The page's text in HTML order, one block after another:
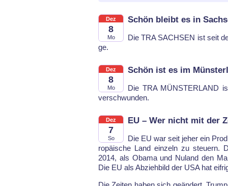
Dez
8
Mo
Schön bleibt es in
Die TRA SACH­SEN ist seit
ge.
Dez
8
Mo
Schön ist es im
Die TRA MÜNS­TER­LAND
ver­schwun­den.
Dez
7
So
EU – Wer nicht mit der
Die EU war seit je­her ein
ropäi­sche Land ein­zeln zu steu­ern.
2014, als Oba­ma und Nu­land den
Die EU als Ab­zieh­bild der USA hat